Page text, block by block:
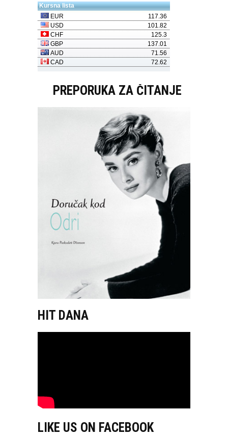
PREPORUKA ZA ČITANJE
HIT DANA
LIKE US ON FACEBOOK